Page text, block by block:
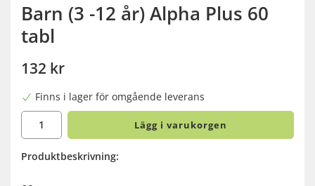
Barn (3 -12 år) Alpha Plus 60
tabl
132 kr
Finns i lager för omgående leverans
Lägg i varukorgen
Produktbeskrivning: